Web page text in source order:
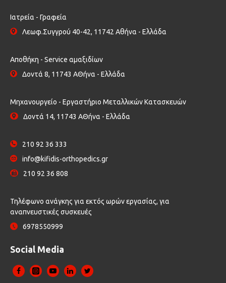
Ιατρεία - Γραφεία
Λεωφ.Συγγρού 40-42, 11742 Αθήνα - Ελλάδα
Αποθήκη - Service αμαξιδίων
Δοντά 8, 11743 ΑΘήνα - Ελλάδα
Μηχανουργείο - Εργαστήριο Μεταλλικών Κατασκευών
Δοντά 14, 11743 ΑΘήνα - Ελλάδα
210 92 36 333
info@kifidis-orthopedics.gr
210 92 36 808
Τηλέφωνο ανάγκης για εκτός ωρών εργασίας, για
αναπνευστικές συσκευές
6978550999
Social Media